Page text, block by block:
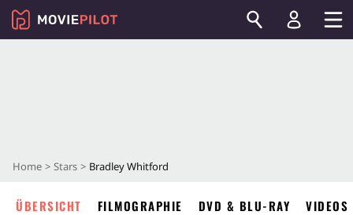
Home Stars Bradley Whitford
ÜBERSICHT FILMOGRAPHIE DVD & BLU-RAY VIDEOS